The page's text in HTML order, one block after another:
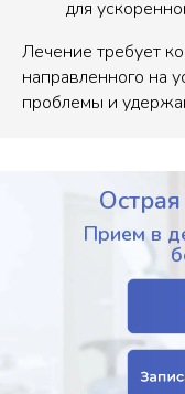
для
Лечение требует
направленного на
проблемы и
Прием в